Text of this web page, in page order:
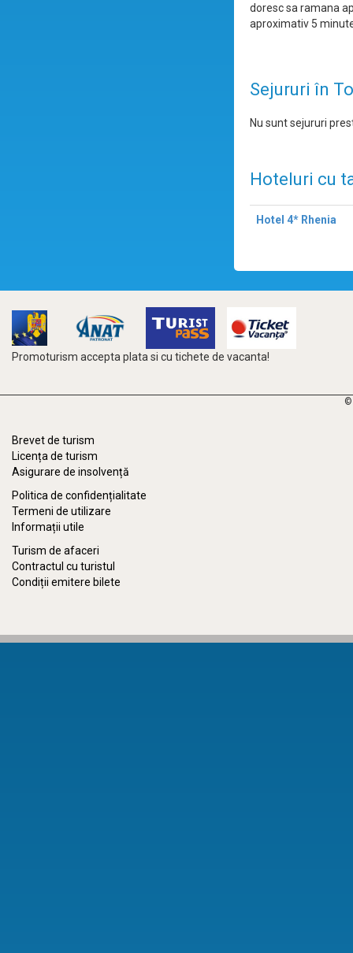
doresc sa ramana
aproximativ 5
Sejururi în
Nu sunt sejururi
Hoteluri cu
Hotel 4* Rhenia
Promoturism accepta plata si cu tichete de vacanta!
©
Brevet de turism
Licența de turism
Asigurare de insolvență
Politica de confidențialitate
Termeni de utilizare
Informații utile
Turism de afaceri
Contractul cu turistul
Condiții emitere bilete